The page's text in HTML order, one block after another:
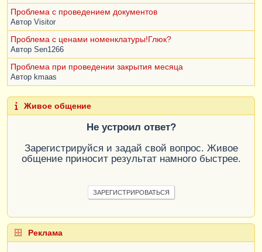
Проблема с проведением документов
Автор Visitor
Проблема с ценами номенклатуры!Глюк?
Автор Sen1266
Проблема при проведении закрытия месяца
Автор kmaas
Живое общение
Не устроил ответ?
Зарегистрируйся и задай свой вопрос. Живое
общение приносит результат намного быстрее.
ЗАРЕГИСТРИРОВАТЬСЯ
Реклама